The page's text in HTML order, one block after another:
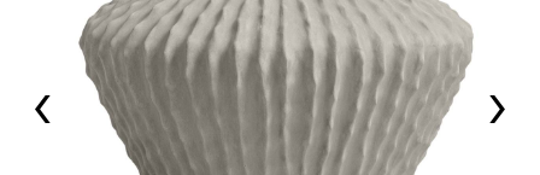
‹ ›